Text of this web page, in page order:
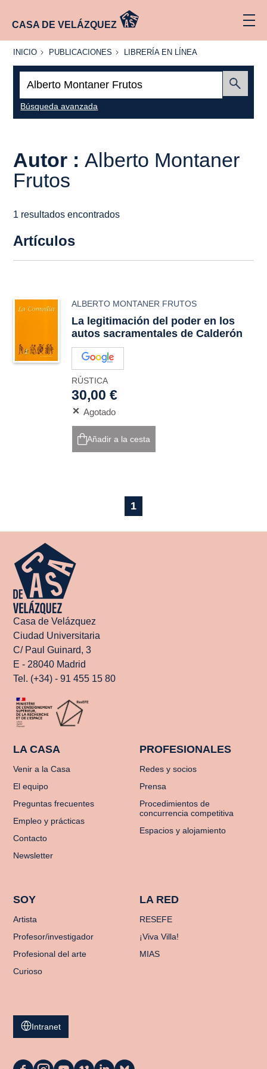
CASA DE VELÁZQUEZ
INICIO
INICIO PUBLICACIONES
PUBLICACIONES
LIBRERÍA
LÍNEA
LIBRERÍA EN LÍNEA
Búsqueda avanzada
Autor : Alberto Montaner
Frutos
1 resultados encontrados
Artículos
ALBERTO MONTANER FRUTOS
La legitimación del poder en los
autos sacramentales de Calderón
RÚSTICA
30,00 €
Agotado
Añadir a la cesta
1
Casa de Velázquez
Ciudad Universitaria
C/ Paul Guinard, 3
E - 28040 Madrid
Tel. (+34) - 91 455 15 80
LA CASA
Venir a la Casa
El equipo
Preguntas frecuentes
Empleo y prácticas
Contacto
Newsletter
PROFESIONALES
Redes y socios
Prensa
Procedimientos de
concurrencia competitiva
Espacios y alojamiento
SOY
Artista
Profesor/investigador
Profesional del arte
Curioso
LA RED
RESEFE
¡Viva Villa!
MIAS
Intranet